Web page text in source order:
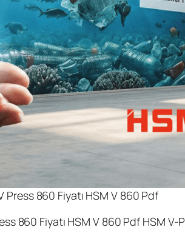
Press 860 Fiyatı HSM V 860 Pdf
860 Fiyatı HSM V 860 Pdf HSM